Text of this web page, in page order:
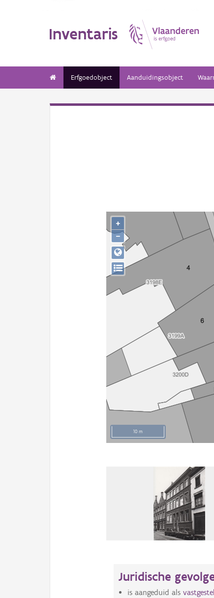
Inventaris
Erfgoedobject Aanduidingsobject
10 m
+
−
Juridische
is aangeduid als